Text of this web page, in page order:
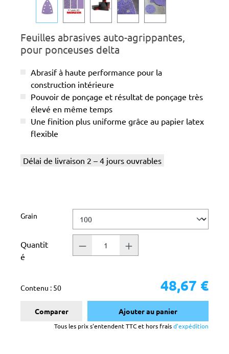
Feuilles abrasives auto-agrippantes,
pour ponceuses delta
Abrasif à haute performance pour la
construction intérieure
Pouvoir de ponçage et résultat de ponçage très
élevé en même temps
Une finition plus uniforme grâce au papier latex
flexible
Délai de livraison 2 – 4 jours ouvrables
Sélectionnez
Grain
Quantit
é
Contenu : 50 48,67 €
Comparer Ajouter au panier
Tous les prix s'entendent TTC et hors fraisd'expédition